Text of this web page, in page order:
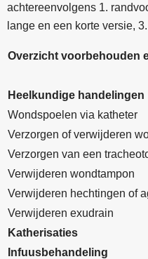
achtereenvolgens 1.
lange en een korte versie,
Overzicht voorbehouden
Heelkundige handelingen
Wondspoelen via katheter
Verzorgen of verwijderen
Verzorgen van een
Verwijderen wondtampon
Verwijderen hechtingen of
Verwijderen exudrain
Katherisaties
Infuusbehandeling